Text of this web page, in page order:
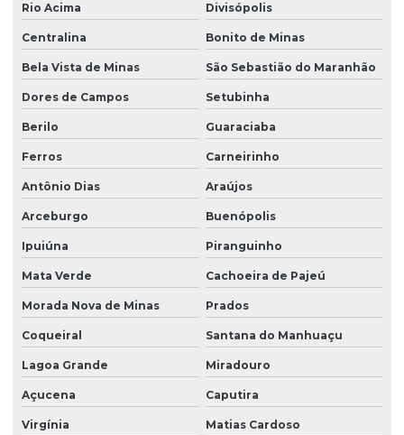
Rio Acima Divisópolis
Centralina Bonito de Minas
Bela Vista de Minas São Sebastião do Maranhão
Dores de Campos Setubinha
Berilo Guaraciaba
Ferros Carneirinho
Antônio Dias Araújos
Arceburgo Buenópolis
Ipuiúna Piranguinho
Mata Verde Cachoeira de Pajeú
Morada Nova de Minas Prados
Coqueiral Santana do Manhuaçu
Lagoa Grande Miradouro
Açucena Caputira
Virgínia Matias Cardoso